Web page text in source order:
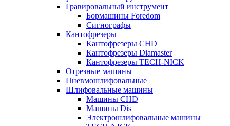
Гравировальный инструмент
Бормашины Foredom
Сигнографы
Кантофрезеры
Кантофрезеры CHD
Кантофрезеры Diamaster
Кантофрезеры TECH-NICK
Отрезные машины
Пневмошлифовальные
Шлифовальные машины
Машины CHD
Машины Dis
Электрошлифовальные машины